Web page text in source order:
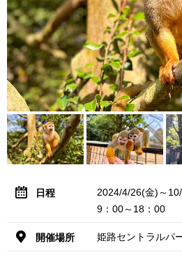
日程
2024/4/26(金)～
9：00～18：00
開催場所 姫路セントラルパ